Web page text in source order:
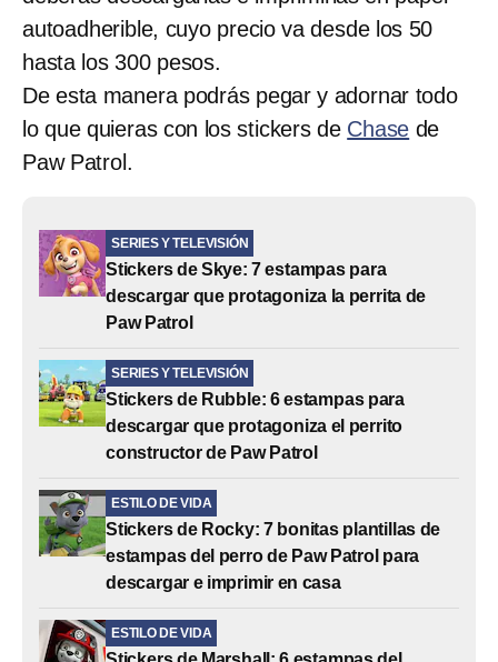
autoadherible, cuyo precio va desde los 50
hasta los 300 pesos.
De esta manera podrás pegar y adornar todo
lo que quieras con los stickers de Chase de
Paw Patrol.
SERIES Y TELEVISIÓN
Stickers de Skye: 7 estampas para
descargar que protagoniza la perrita de
Paw Patrol
SERIES Y TELEVISIÓN
Stickers de Rubble: 6 estampas para
descargar que protagoniza el perrito
constructor de Paw Patrol
ESTILO DE VIDA
Stickers de Rocky: 7 bonitas plantillas de
estampas del perro de Paw Patrol para
descargar e imprimir en casa
ESTILO DE VIDA